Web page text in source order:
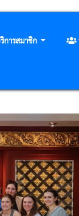
การสมาชิก